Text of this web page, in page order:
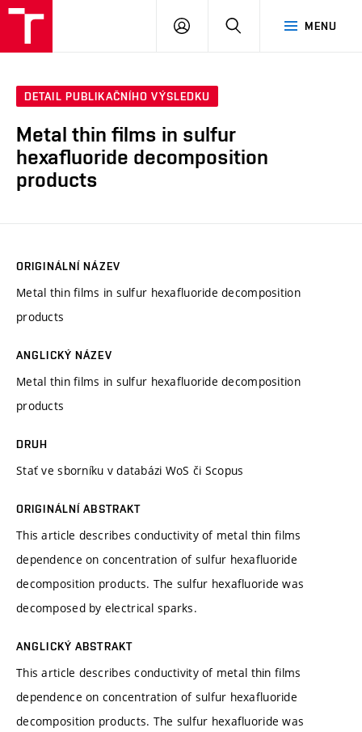
MENU
PŘIHLÁSIT
DETAIL PUBLIKAČNÍHO VÝSLEDKU
Metal thin films in sulfur
hexafluoride decomposition
products
ORIGINÁLNÍ NÁZEV
Metal thin films in sulfur hexafluoride decomposition
products
ANGLICKÝ NÁZEV
Metal thin films in sulfur hexafluoride decomposition
products
DRUH
Stať ve sborníku v databázi WoS či Scopus
ORIGINÁLNÍ ABSTRAKT
This article describes conductivity of metal thin films
dependence on concentration of sulfur hexafluoride
decomposition products. The sulfur hexafluoride was
decomposed by electrical sparks.
ANGLICKÝ ABSTRAKT
This article describes conductivity of metal thin films
dependence on concentration of sulfur hexafluoride
decomposition products. The sulfur hexafluoride was